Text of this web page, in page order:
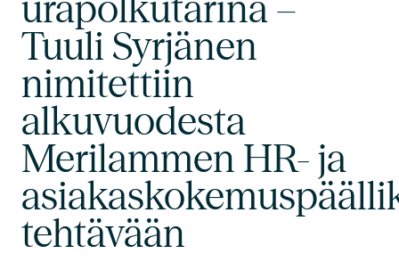
Tuuli Syrjänen
nimitettiin
alkuvuodesta
Merilammen HR- ja
tehtävään